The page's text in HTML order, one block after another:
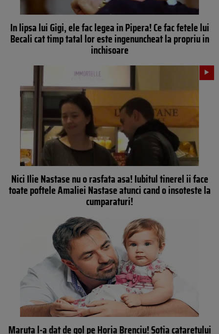
In lipsa lui Gigi, ele fac legea in Pipera! Ce fac fetele lui
Becali cat timp tatal lor este ingenuncheat la propriu in
inchisoare
Nici Ilie Nastase nu o rasfata asa! Iubitul tinerel ii face
toate poftele Amaliei Nastase atunci cand o insoteste la
cumparaturi!
Maruta l-a dat de gol pe Horia Brenciu! Sotia cataretului